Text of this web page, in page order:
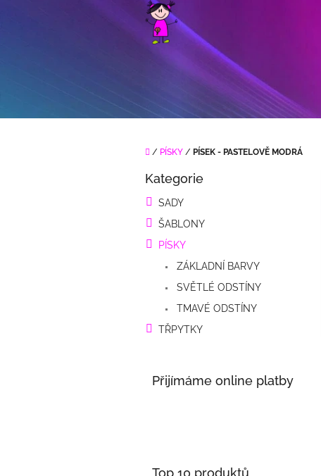
Domů
/ PÍSKY / PÍSEK - PASTELOVĚ MODRÁ
Přeskočit
Kategorie
SADY
ŠABLONY
PÍSKY
ZÁKLADNÍ BARVY
SVĚTLÉ ODSTÍNY
TMAVÉ ODSTÍNY
TŘPYTKY
Přijímáme online platby